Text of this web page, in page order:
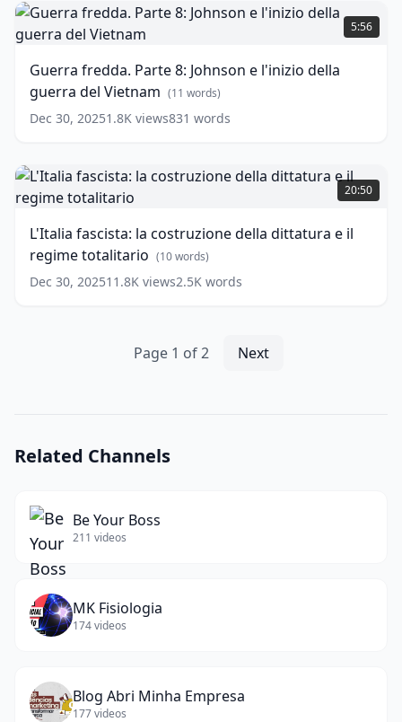
63),
il
di
Berlino
la
di
Cuba (19
words)
fredda.
Parte
Johnson
e
l'inizio
della
del
Vietnam
(11
words)
5:56
Guerra fredda. Parte 8: Johnson e l'inizio della
guerra del Vietnam (11 words)
Dec 30, 20251.8K views831 words
L'Italia
fascista:
la
della
dittatura
e
il
20:50
L'Italia fascista: la costruzione della dittatura e il
regime totalitario (10words)
Dec 30, 202511.8K views2.5K words
Page 1 of2 Next
Related Channels
Be Your Boss
211 videos
MK Fisiologia
174videos
Blog Abri Minha Empresa
177videos